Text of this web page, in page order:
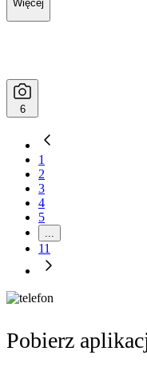
Więcej
6
1
2
3
4
5
...
11
Pobierz